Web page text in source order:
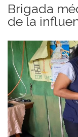
Brigada
de la